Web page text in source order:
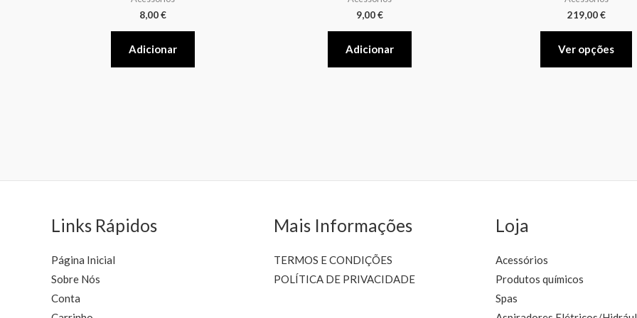
8,00€
Adicionar
9,00€
Adicionar
219,00€
Ver opções
Links Rápidos
Página Inicial
Sobre Nós
Conta
Mais Informações
TERMOS E CONDIÇÕES
POLÍTICA DE PRIVACIDADE
Loja
Acessórios
Produtos químicos
Spas